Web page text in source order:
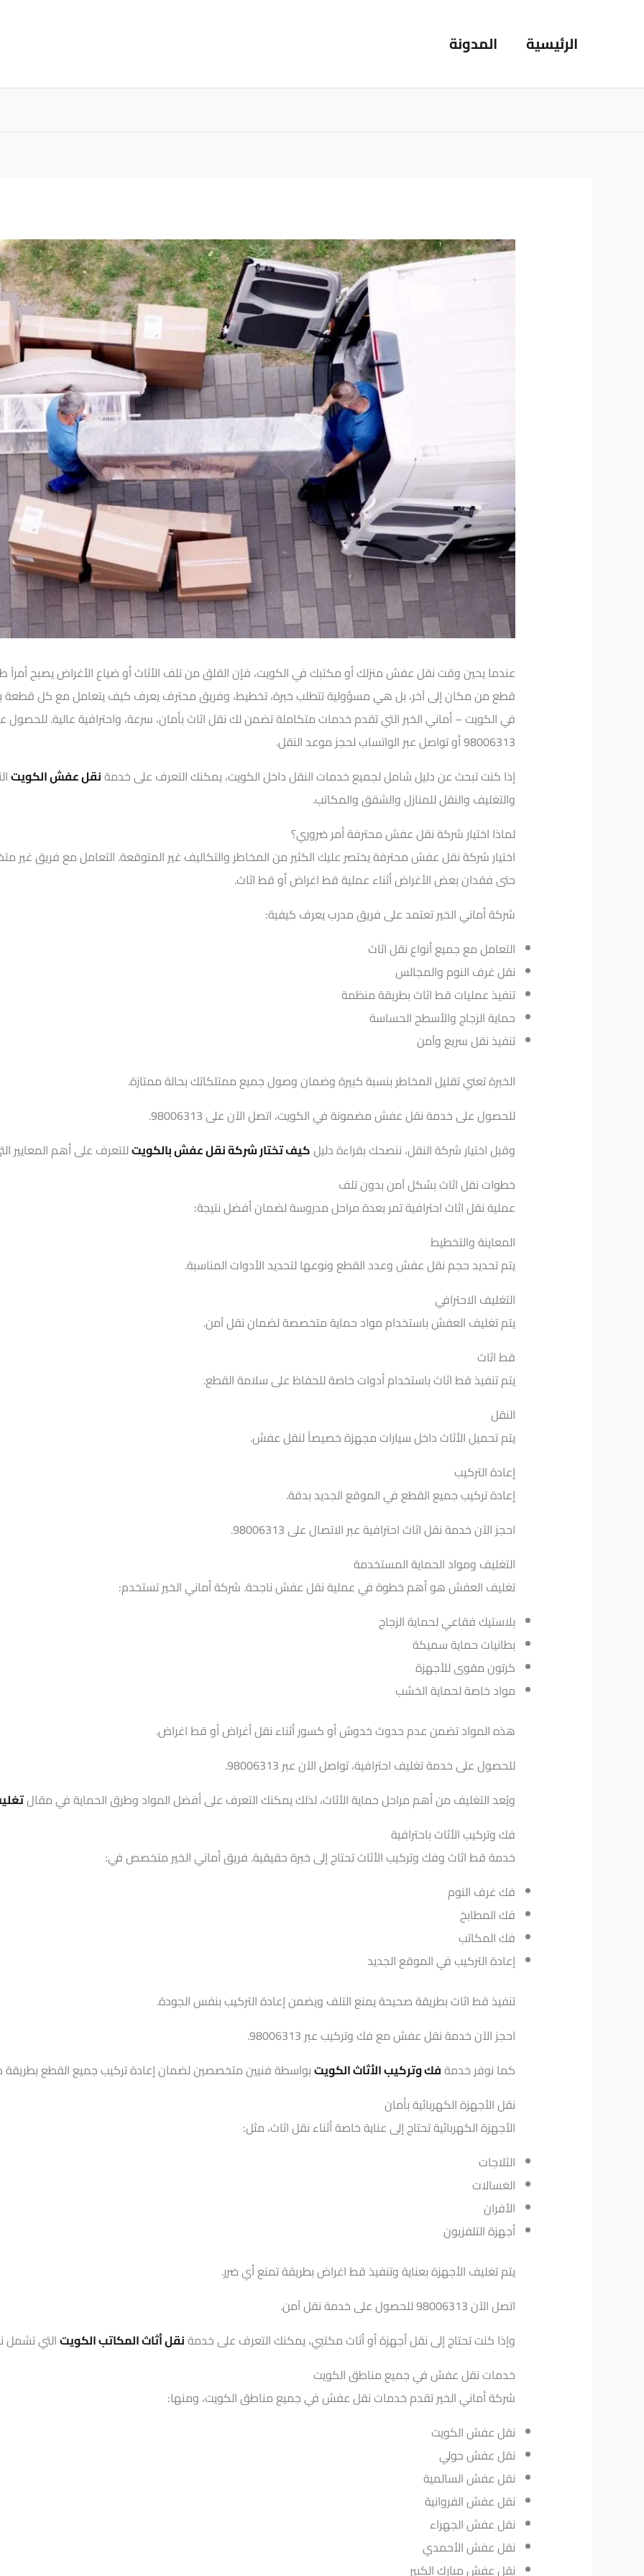
الرئيسية المدونة
عندما يحين وقت نقل عفش منزلك أو مكتبك في الكويت، فإن القلق من تلف الأثاث أو ضياع الأغراض يصبح
قطع من مكان إلى آخر، بل هي مسؤولية تتطلب خبرة، تخطيط، وفريق محترف يعرف كيف يتعامل مع كل قطعة
في الكويت – أماني الخير التي تقدم خدمات متكاملة تضمن لك نقل اثاث بأمان، سرعة، واحترافية عالية.
98006313 أو تواصل عبر الواتساب لحجز موعد النقل.
إذا كنت تبحث عن دليل شامل لجميع خدمات النقل داخل الكويت، يمكنك التعرف على خدمةنقل عفش الكويت
والتغليف والنقل للمنازل والشقق والمكاتب.
لماذا اختيار شركة نقل عفش محترفة أمر ضروري؟
اختيار شركة نقل عفش محترفة يختصر عليك الكثير من المخاطر والتكاليف غير المتوقعة. التعامل مع فريق
حتى فقدان بعض الأغراض أثناء عملية قط اغراض أو قط اثاث.
شركة أماني الخير تعتمد على فريق مدرب يعرف كيفية:
التعامل مع جميع أنواع نقل اثاث
نقل غرف النوم والمجالس
تنفيذ عمليات قط اثاث بطريقة منظمة
حماية الزجاج والأسطح الحساسة
تنفيذ نقل سريع وآمن
الخبرة تعني تقليل المخاطر بنسبة كبيرة وضمان وصول جميع ممتلكاتك بحالة ممتازة.
للحصول على خدمة نقل عفش مضمونة في الكويت، اتصل الآن على 98006313.
وقبل اختيار شركة النقل، ننصحك بقراءة دليلكيف تختار شركة نقل عفش بالكويتللتعرف على أهم المعايير
خطوات نقل اثاث بشكل آمن بدون تلف
عملية نقل اثاث احترافية تمر بعدة مراحل مدروسة لضمان أفضل نتيجة:
المعاينة والتخطيط
يتم تحديد حجم نقل عفش وعدد القطع ونوعها لتحديد الأدوات المناسبة.
التغليف الاحترافي
يتم تغليف العفش باستخدام مواد حماية متخصصة لضمان نقل آمن.
قط اثاث
يتم تنفيذ قط اثاث باستخدام أدوات خاصة للحفاظ على سلامة القطع.
النقل
يتم تحميل الأثاث داخل سيارات مجهزة خصيصاً لنقل عفش.
إعادة التركيب
إعادة تركيب جميع القطع في الموقع الجديد بدقة.
احجز الآن خدمة نقل اثاث احترافية عبر الاتصال على 98006313.
التغليف ومواد الحماية المستخدمة
تغليف العفش هو أهم خطوة في عملية نقل عفش ناجحة. شركة أماني الخير تستخدم:
بلاستيك فقاعي لحماية الزجاج
بطانيات حماية سميكة
كرتون مقوى للأجهزة
مواد خاصة لحماية الخشب
هذه المواد تضمن عدم حدوث خدوش أو كسور أثناء نقل أغراض أو قط اغراض.
للحصول على خدمة تغليف احترافية، تواصل الآن عبر 98006313.
ويُعد التغليف من أهم مراحل حماية الأثاث، لذلك يمكنك التعرف على أفضل المواد وطرق الحماية في مقال
فك وتركيب الأثاث باحترافية
خدمة قط اثاث وفك وتركيب الأثاث تحتاج إلى خبرة حقيقية. فريق أماني الخير متخصص في:
فك غرف النوم
فك المطابخ
فك المكاتب
إعادة التركيب في الموقع الجديد
تنفيذ قط اثاث بطريقة صحيحة يمنع التلف ويضمن إعادة التركيب بنفس الجودة.
احجز الآن خدمة نقل عفش مع فك وتركيب عبر 98006313.
كما نوفر خدمةفك وتركيب الأثاث الكويتبواسطة فنيين متخصصين لضمان إعادة تركيب جميع القطع بطريقة
نقل الأجهزة الكهربائية بأمان
الأجهزة الكهربائية تحتاج إلى عناية خاصة أثناء نقل اثاث، مثل:
الثلاجات
الغسالات
الأفران
أجهزة التلفزيون
يتم تغليف الأجهزة بعناية وتنفيذ قط اغراض بطريقة تمنع أي ضرر.
اتصل الآن 98006313 للحصول على خدمة نقل آمن.
وإذا كنت تحتاج إلى نقل أجهزة أو أثاث مكتبي، يمكنك التعرف على خدمةنقل أثاث المكاتب الكويتالتي تشمل
خدمات نقل عفش في جميع مناطق الكويت
شركة أماني الخير تقدم خدمات نقل عفش في جميع مناطق الكويت، ومنها:
نقل عفش الكويت
نقل عفش حولي
نقل عفش السالمية
نقل عفش الفروانية
نقل عفش الجهراء
نقل عفش الأحمدي
نقل عفش مبارك الكبير